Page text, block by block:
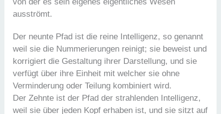
ausströmt.
Der neunte Pfad ist die reine Intelligenz, so genannt
weil sie die Nummerierungen reinigt; sie beweist und
korrigiert die Gestaltung ihrer Darstellung, und sie
verfügt über ihre Einheit mit welcher sie ohne
Verminderung oder Teilung kombiniert wird.
Der Zehnte ist der Pfad der strahlenden Intelligenz,
weil sie über jeden Kopf erhaben ist, und sie sitzt auf